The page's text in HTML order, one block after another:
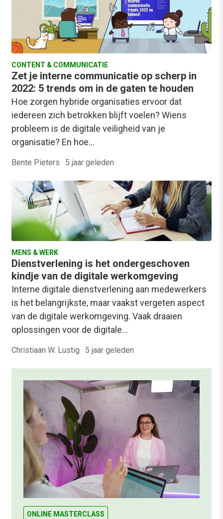
CONTENT & COMMUNICATIE
Zet je interne communicatie op scherp in
2022: 5 trends om in de gaten te houden
Hoe zorgen hybride organisaties ervoor dat
iedereen zich betrokken blijft voelen? Wiens
probleem is de digitale veiligheid van je
organisatie? En hoe…
Bente Pieters · 5 jaar geleden
MENS & WERK
Dienstverlening is het ondergeschoven
kindje van de digitale werkomgeving
Interne digitale dienstverlening aan medewerkers
is het belangrijkste, maar vaakst vergeten aspect
van de digitale werkomgeving. Vaak draaien
oplossingen voor de digitale…
Christiaan W. Lustig · 5 jaar geleden
ONLINE MASTERCLASS